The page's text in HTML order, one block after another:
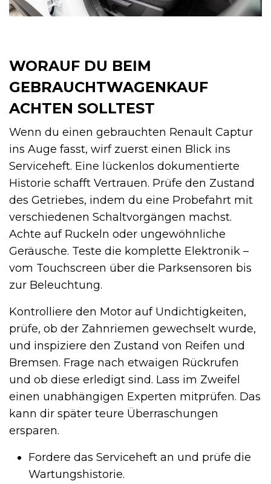
WORAUF DU BEIM
GEBRAUCHTWAGENKAUF
ACHTEN SOLLTEST
Wenn du einen gebrauchten Renault Captur
ins Auge fasst, wirf zuerst einen Blick ins
Serviceheft. Eine lückenlos dokumentierte
Historie schafft Vertrauen. Prüfe den Zustand
des Getriebes, indem du eine Probefahrt mit
verschiedenen Schaltvorgängen machst.
Achte auf Ruckeln oder ungewöhnliche
Geräusche. Teste die komplette Elektronik –
vom Touchscreen über die Parksensoren bis
zur Beleuchtung.
Kontrolliere den Motor auf Undichtigkeiten,
prüfe, ob der Zahnriemen gewechselt wurde,
und inspiziere den Zustand von Reifen und
Bremsen. Frage nach etwaigen Rückrufen
und ob diese erledigt sind. Lass im Zweifel
einen unabhängigen Experten mitprüfen. Das
kann dir später teure Überraschungen
ersparen.
Fordere das Serviceheft an und prüfe die
Wartungshistorie.